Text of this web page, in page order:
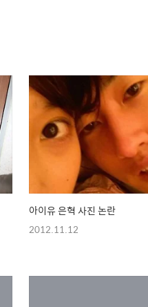
아이유 은혁 사진 논란
2012.11.12